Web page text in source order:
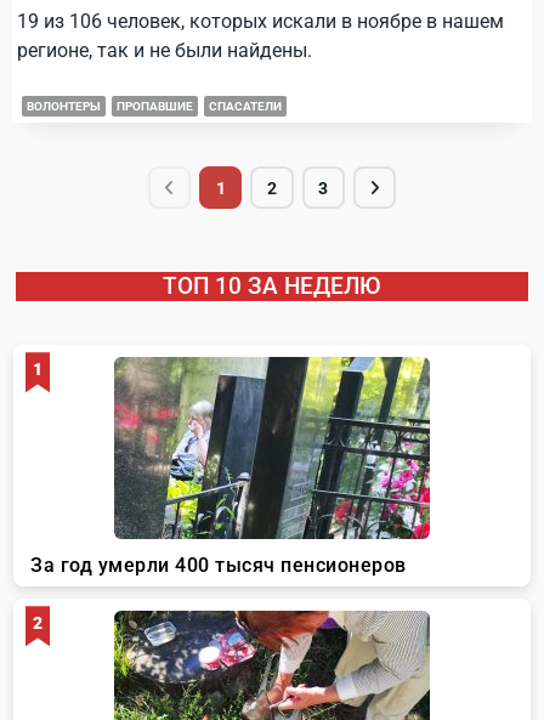
19 из 106 человек, которых искали в ноябре в нашем
регионе, так и не были найдены.
ВОЛОНТЕРЫ ПРОПАВШИЕ СПАСАТЕЛИ
1 2 3
ТОП 10 ЗА НЕДЕЛЮ